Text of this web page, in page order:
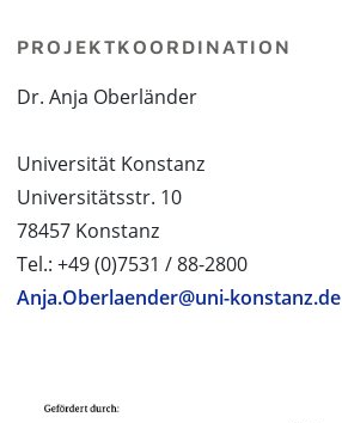
PROJEKTKOORDINATION
Dr. Anja Oberländer
Universität Konstanz
Universitätsstr. 10
78457 Konstanz
Tel.: +49 (0)7531 / 88-2800
Anja.Oberlaender@uni-konstanz.de